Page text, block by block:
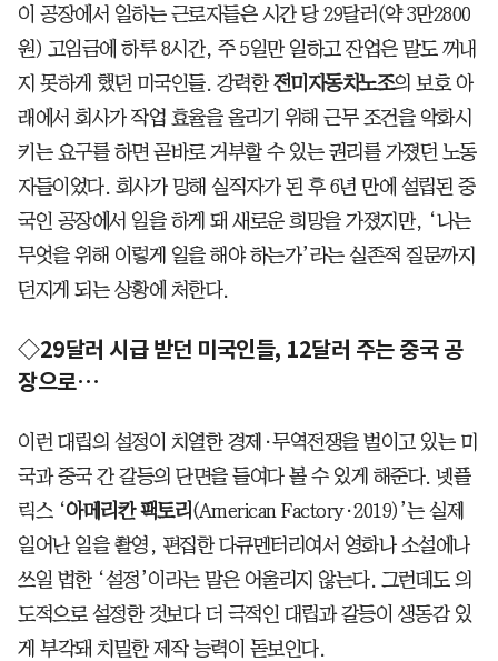
이 공장에서 일하는 근로자들은 시간 당 29달러(약 3만2800
원) 고임금에 하루 8시간, 주 5일만 일하고 잔업은 말도 꺼내
지 못하게 했던 미국인들. 강력한 전미자동차노조의 보호 아
래에서 회사가 작업 효율을 올리기 위해 근무 조건을 악화시
키는 요구를 하면 곧바로 거부할 수 있는 권리를 가졌던 노동
자들이었다. 회사가 망해 실직자가 된 후 6년 만에 설립된 중
국인 공장에서 일을 하게 돼 새로운 희망을 가졌지만, ‘나는
무엇을 위해 이렇게 일을 해야 하는가’라는 실존적 질문까지
던지게 되는 상황에 처한다.
◇29달러 시급 받던 미국인들, 12달러 주는 중국 공
장으로…
이런 대립의 설정이 치열한 경제·무역전쟁을 벌이고 있는 미
국과 중국 간 갈등의 단면을 들여다 볼 수 있게 해준다. 넷플
릭스 ‘아메리칸 팩토리 (American Factory·2019)’는 실제
일어난 일을 촬영, 편집한 다큐멘터리여서 영화나 소설에나
쓰일 법한 ‘설정’이라는 말은 어울리지 않는다. 그런데도 의
도적으로 설정한 것보다 더 극적인 대립과 갈등이 생동감 있
게 부각돼 치밀한 제작 능력이 돋보인다.